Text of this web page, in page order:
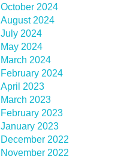
October 2024
August 2024
July 2024
May 2024
March 2024
February 2024
April 2023
March 2023
February 2023
January 2023
December 2022
November 2022